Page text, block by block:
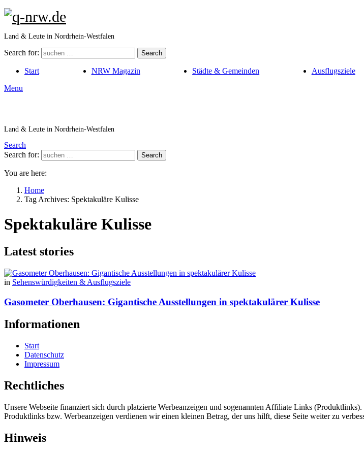
Land & Leute in Nordrhein-Westfalen
Search for: Search
Start NRW Magazin Städte & Gemeinden Ausflugsziele
Menu
Land & Leute in Nordrhein-Westfalen
Search
Search for:
Search
You are here:
Home
Tag Archives: Spektakuläre Kulisse
Spektakuläre Kulisse
Latest stories
in Sehenswürdigkeiten & Ausflugsziele
Gasometer Oberhausen: Gigantische Ausstellungen in spektakulärer Kulisse
Informationen
Start
Datenschutz
Impressum
Rechtliches
Unsere Webseite finanziert sich durch platzierte Werbeanzeigen und sogenannten Affiliate Links
Produktlinks bzw. Werbeanzeigen verdienen wir einen kleinen Betrag, der uns hilft, diese Seite weiter zu
Hinweis